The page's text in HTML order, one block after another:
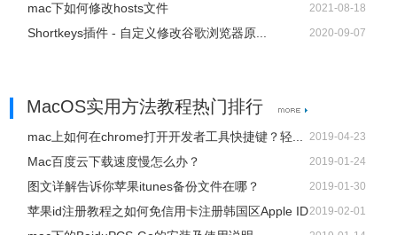
mac下如何修改hosts文件 2021-08-18
Shortkeys插件 - 自定义修改谷歌浏览器原... 2020-09-07
MacOS实用方法教程热门排行
mac上如何在chrome打开开发者工具快捷键？轻... 2019-04-23
Mac百度云下载速度慢怎么办？ 2019-01-24
图文详解告诉你苹果itunes备份文件在哪？ 2019-01-30
苹果id注册教程之如何免信用卡注册韩国区Apple ID2019-02-01